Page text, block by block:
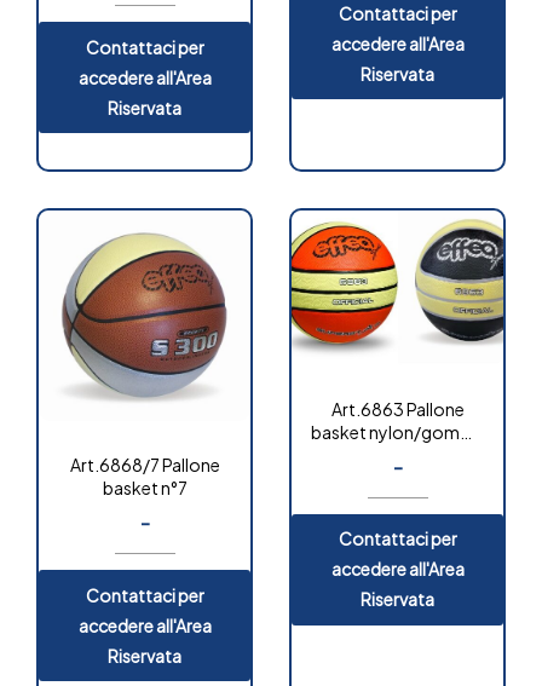
Contattaci per
accedere all'Area
Riservata
Contattaci per
accedere all'Area
Riservata
Art.6868/7 Pallone
basket n°7
-
Contattaci per
accedere all'Area
Riservata
Art.6863 Pallone
basket nylon/gomma
-
Contattaci per
accedere all'Area
Riservata